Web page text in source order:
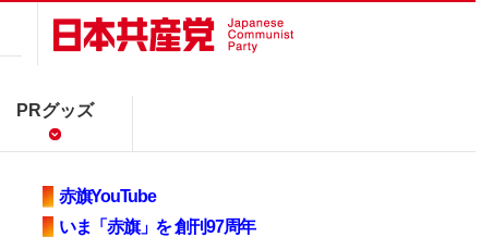
PRグッズ
赤旗YouTube
いま「赤旗」を 創刊97周年